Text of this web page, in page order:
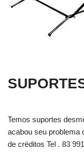
Temos suportes
acabou seu problema
de créditos Tel . 83